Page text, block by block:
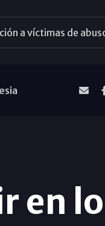
a víctimas de
en